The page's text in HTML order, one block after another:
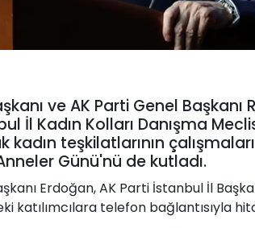
ve AK Parti Genel Başkanı
İl Kadın Kolları Danışma
kadın teşkilatlarının
Günü'nü de kutladı.
Erdoğan, AK Parti İstanbul İl
katılımcılara telefon bağlantısıyla